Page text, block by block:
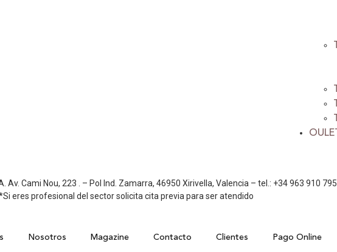
OULET
Av. Cami Nou, 223 . – Pol Ind. Zamarra, 46950 Xirivella, Valencia – tel.: +34 963 910 795
eres profesional del sector solicita cita previa para ser atendido
Nosotros Magazine Contacto Clientes Pago Online